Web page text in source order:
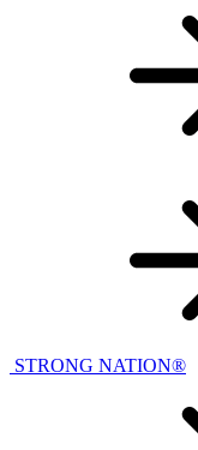
STRONG NATION®